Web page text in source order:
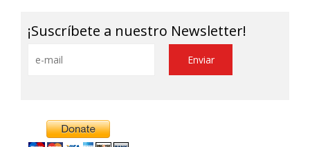
¡Suscríbete a nuestro Newsletter!